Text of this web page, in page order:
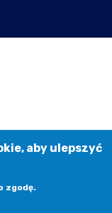
aby ulepszyć
zgodę.